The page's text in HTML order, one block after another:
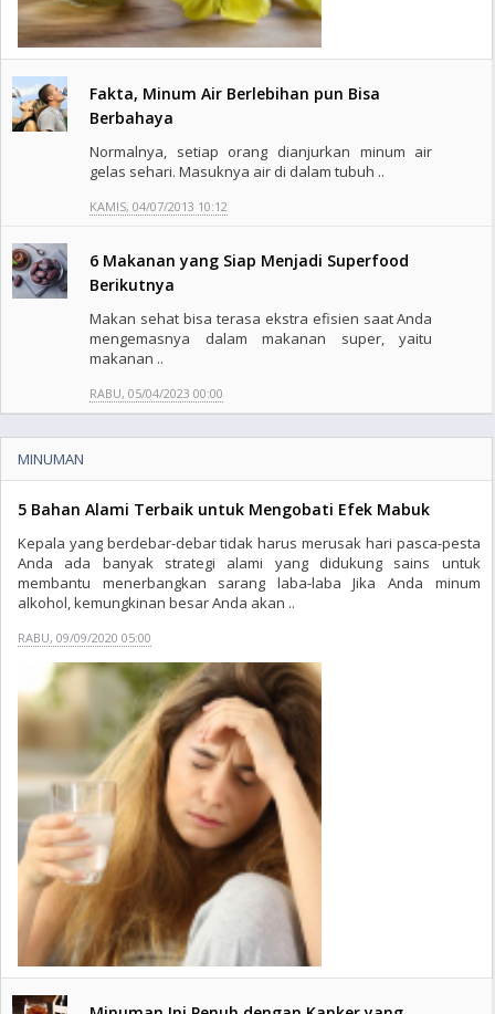
Fakta, Minum Air Berlebihan pun Bisa
Berbahaya
Normalnya, setiap orang dianjurkan minum air
gelas sehari. Masuknya air di dalam tubuh ..
KAMIS, 04/07/2013 10:12
6 Makanan yang Siap Menjadi Superfood
Berikutnya
Makan sehat bisa terasa ekstra efisien saat Anda
mengemasnya dalam makanan super, yaitu
makanan ..
RABU, 05/04/2023 00:00
MINUMAN
5 Bahan Alami Terbaik untuk Mengobati Efek Mabuk
Kepala yang berdebar-debar tidak harus merusak hari pasca-pesta
Anda ada banyak strategi alami yang didukung sains untuk
membantu menerbangkan sarang laba-laba Jika Anda minum
alkohol, kemungkinan besar Anda akan ..
RABU, 09/09/2020 05:00